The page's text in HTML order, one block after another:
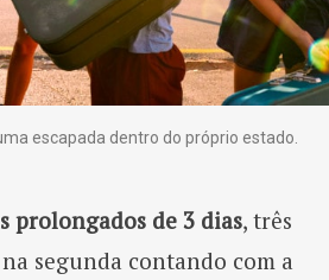
escapada dentro do próprio estado.
prolongados de 3 dias, três
segunda contando com a